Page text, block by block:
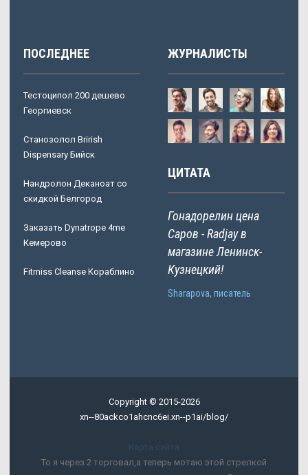
ПОСЛЕДНЕЕ
Тестоципол 200 дешево
Георгиевск
Станозолол Brirish
Dispensary Бийск
Нандролон Деканоат со
скидкой Белгород
Заказать Dynatrope 4me
Кемерово
Fitmiss Cleanse Кораблино
ЖУРНАЛИСТЫ
ЦИТАТА
Гонадорелин цена
Саров - Radjay в
магазине Ленинск-
Кузнецкий!
Sharapova, писатель
Copyright © 2015-2026
xn--80ackco1ahcnc6ei.xn--p1ai/blog/
Карта сайта
То я через 2 торговал,а теперь мотаю этой стрелкой